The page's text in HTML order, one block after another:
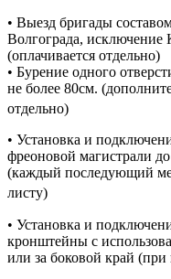
• Выезд бригады
Волгограда, исключение
(оплачивается отдельно)
• Бурение одного
не более 80см.
отдельно)
• Установка и
фреоновой магистрали
(каждый последующий
листу)
• Установка и
кронштейны с
или за боковой край